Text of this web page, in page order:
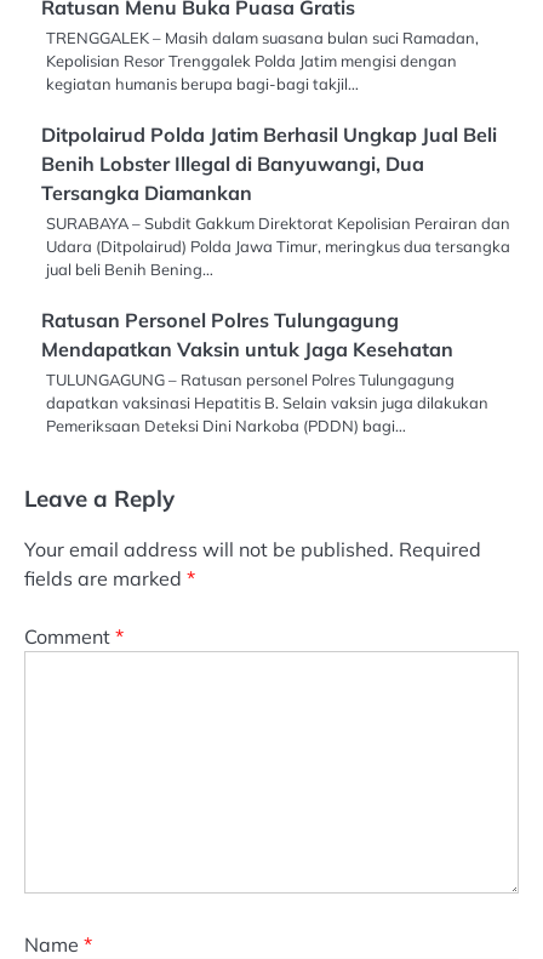
Ratusan Menu Buka Puasa Gratis
TRENGGALEK – Masih dalam suasana bulan suci Ramadan,
Kepolisian Resor Trenggalek Polda Jatim mengisi dengan
kegiatan humanis berupa bagi-bagi takjil…
Ditpolairud Polda Jatim Berhasil Ungkap Jual Beli
Benih Lobster Illegal di Banyuwangi, Dua
Tersangka Diamankan
SURABAYA – Subdit Gakkum Direktorat Kepolisian Perairan dan
Udara (Ditpolairud) Polda Jawa Timur, meringkus dua tersangka
jual beli Benih Bening…
Ratusan Personel Polres Tulungagung
Mendapatkan Vaksin untuk Jaga Kesehatan
TULUNGAGUNG – Ratusan personel Polres Tulungagung
dapatkan vaksinasi Hepatitis B. Selain vaksin juga dilakukan
Pemeriksaan Deteksi Dini Narkoba (PDDN) bagi…
Leave a Reply
Your email address will not be published. Required
fields are marked *
Comment *
Name *